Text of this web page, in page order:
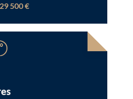
500 €